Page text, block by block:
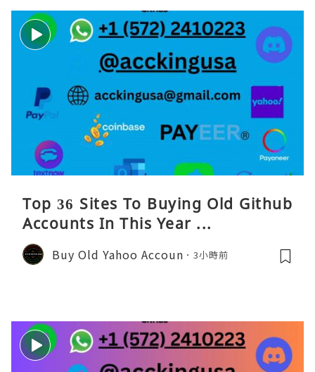
Top 36 Sites To Buying Old Github
Accounts In This Year ...
Buy Old Yahoo Accoun 3小時前